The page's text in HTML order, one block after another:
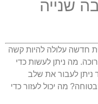
שנייה
חדשה עלולה להיות קשה
מה ניתן לעשות כדי
ניתן לעבור את שלב
מה יכול לעזור כדי